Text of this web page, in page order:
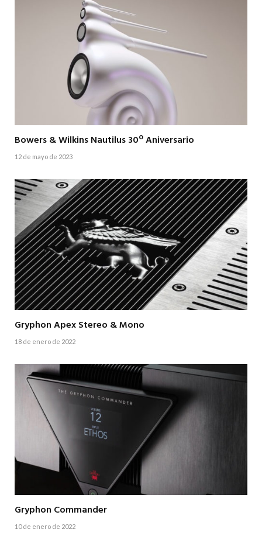
Bowers & Wilkins Nautilus 30º Aniversario
12 de mayo de 2023
Gryphon Apex Stereo & Mono
18 de enero de 2022
Gryphon Commander
10 de enero de 2022